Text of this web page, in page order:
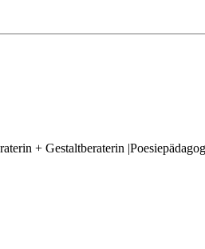
+ Gestaltberaterin